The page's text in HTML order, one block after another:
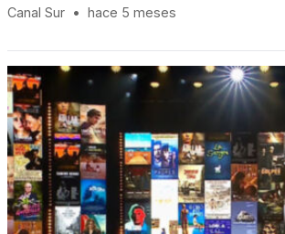
Canal Sur • hace 5 meses